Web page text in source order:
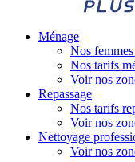
Ménage
Nos
Nos tarifs
Voir nos
Repassage
Nos tarifs
Voir nos
Nettoyage
Voir nos